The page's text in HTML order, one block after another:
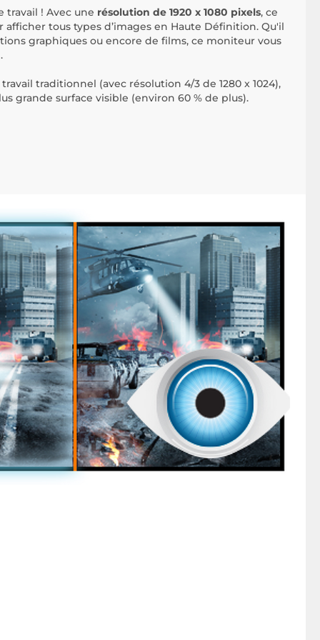
! Avec une résolution de 1920 x 1080 pixels, ce
tous types d’images en Haute Définition. Qu'il
graphiques ou encore de films, ce moniteur vous
traditionnel (avec résolution 4/3 de 1280 x 1024),
grande surface visible (environ 60 % de plus).